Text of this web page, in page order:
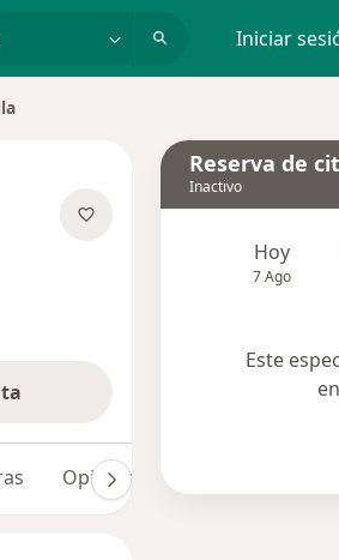
Iniciar
Opiniones
Reserva de
Inactivo
Hoy
7 Ago
Este